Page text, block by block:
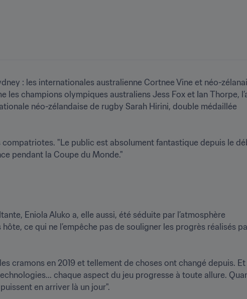
: les internationales australienne Cortnee Vine et néo-
les champions olympiques australiens Jess Fox et Ian Thorpe,
néo-zélandaise de rugby Sarah Hirini, double médaillée
compatriotes. "Le public est absolument fantastique depuis le
pendant la Coupe du Monde."
Eniola Aluko a, elle aussi, été séduite par l’atmosphère
ce qui ne l’empêche pas de souligner les progrès réalisés
cramons en 2019 et tellement de choses ont changé depuis.
chaque aspect du jeu progresse à toute allure.
en arriver là un jour".